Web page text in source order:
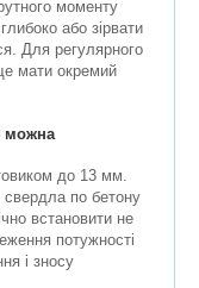
моменту
або зірвати
Для регулярного
мати окремий
можна
до 13 мм.
по бетону
встановити не
потужності
і зносу